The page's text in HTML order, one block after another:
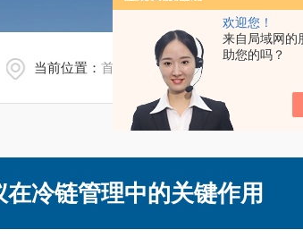
欢迎您！
来自局域网的
助您的吗？
当前位置：首页 新闻资讯/ 超低温冰箱记
冷链管理中的关键作用